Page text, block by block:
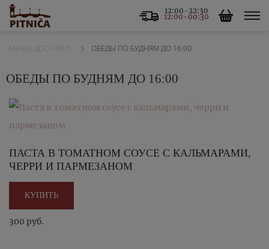
12:00-22:30
12:00-00:30
МЕНЮ ДОСТАВКИ ОБЕДЫ ПО БУДНЯМ ДО 16:00
ОБЕДЫ ПО БУДНЯМ ДО 16:00
ПАСТА В ТОМАТНОМ СОУСЕ С КАЛЬМАРАМИ,
ЧЕРРИ И ПАРМЕЗАНОМ
КУПИТЬ
300 руб.